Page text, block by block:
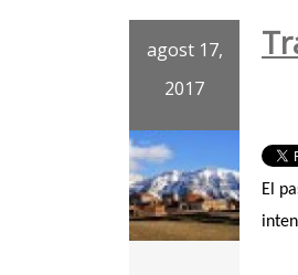
agost 17,
2017
El